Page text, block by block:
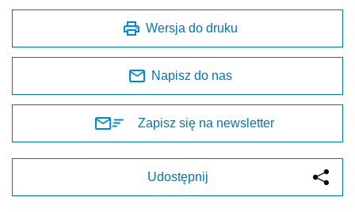
Wersja do druku
Napisz do nas
Zapisz się na newsletter
Udostępnij